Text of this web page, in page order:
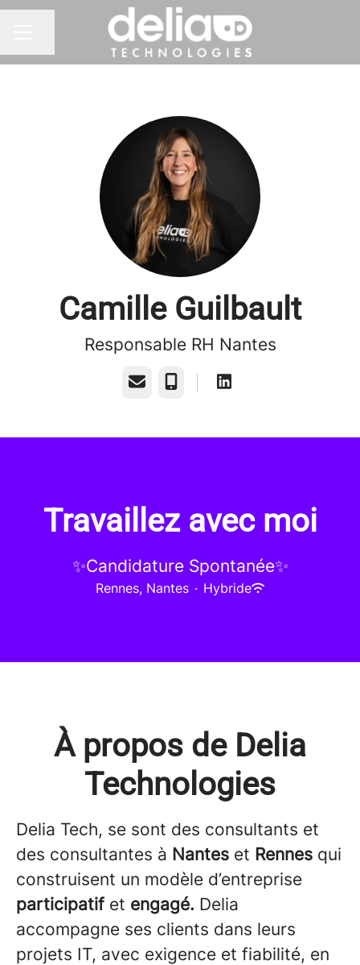
Partager la page
Camille Guilbault
Responsable RH Nantes
E-mail Téléphone
Travaillez avec moi
✨Candidature Spontanée✨
Rennes, Nantes · Hybride
À propos de Delia
Technologies
Delia Tech, se sont des consultants et
des consultantes à Nantes et Rennes qui
construisent un modèle d’entreprise
participatif et engagé. Delia
accompagne ses clients dans leurs
projets IT, avec exigence et fiabilité, en